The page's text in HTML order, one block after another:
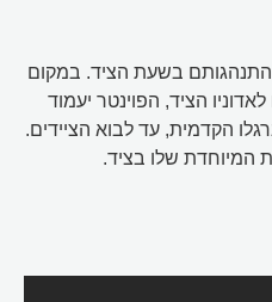
התנהגותם בשעת הציד. במקום
הציד, הפוינטר יעמוד
הקדמית, עד לבוא הציידים.